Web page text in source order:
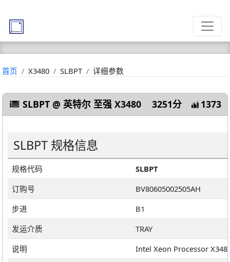
首页 X3480 SLBPT 详细参数
SLBPT @ 英特尔 至强 X3480 3251分 1373
SLBPT 规格信息
规格代码
SLBPT
订购号
BV80605002505AH
步进
B1
发运介质
TRAY
说明